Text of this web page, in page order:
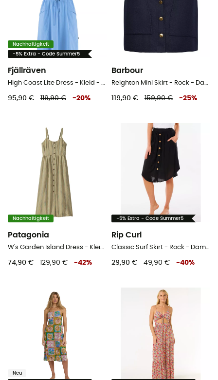
Nachhaltigkeit
-5% Extra - Code Summer5
Fjällräven
High Coast Lite Dress - Kleid - Damen
95,90 € 119,90 € -20%
Barbour
Reighton Mini Skirt - Rock - Damen
119,90 € 159,90 € -25%
Nachhaltigkeit
Patagonia
W's Garden Island Dress - Kleid - Damen
74,90 € 129,90 € -42%
-5% Extra - Code Summer5
Rip Curl
Classic Surf Skirt - Rock - Damen
29,90 € 49,90 € -40%
Neu